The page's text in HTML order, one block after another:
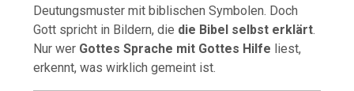
Deutungsmuster mit biblischen Symbolen. Doch
Gott spricht in Bildern, die die Bibel selbst erklärt.
Nur wer Gottes Sprache mit Gottes Hilfe liest,
erkennt, was wirklich gemeint ist.